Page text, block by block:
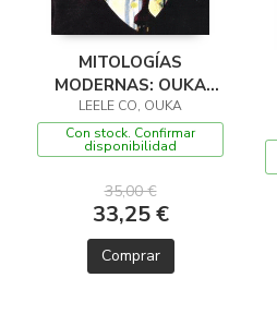
MITOLOGÍAS
MODERNAS: OUKA
LEELE & CO
LEELE CO, OUKA
Con stock. Confirmar
disponibilidad
35,00 €
33,25 €
Comprar